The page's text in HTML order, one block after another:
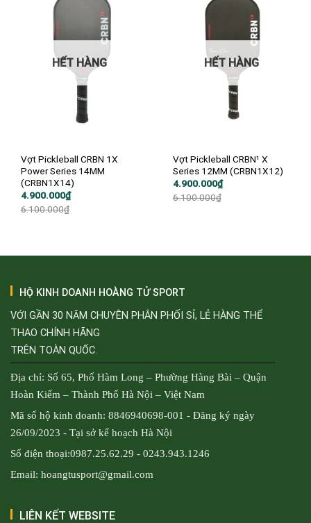
HẾT HÀNG
Vợt Pickleball CRBN 1X
Power Series 14MM
(CRBN1X14)
6.100.000₫
Giá
gốc
là:
4.900.000₫
Giá
hiện
tại
HẾT HÀNG
Vợt Pickleball CRBN¹ X
Series 12MM (CRBN1X12)
6.100.000₫
Giá
gốc
là:
4.900.000₫
Giá
hiện
tại
HỘ KINH DOANH HOÀNG TỬ SPORT
VỚI GẦN 30 NĂM CHUYÊN PHÂN PHỐI SỈ, LẺ HÀNG THỂ
THAO CHÍNH HÃNG
TRÊN TOÀN QUỐC.
Địa chỉ: Số 65, Phố Hàm Long – Phường Hàng Bài – Quận
Hoàn Kiếm – Thành Phố Hà Nội – Việt Nam
Mã số hộ kinh doanh: 8846940698-001 - Đăng ký ngày
26/09/2023 - Tại sở kế hoạch Hà Nội
Số điện thoại:0987.25.62.29 - 0243.943.1246
Email: hoangtusport@gmail.com
LIÊN KẾT WEBSITE